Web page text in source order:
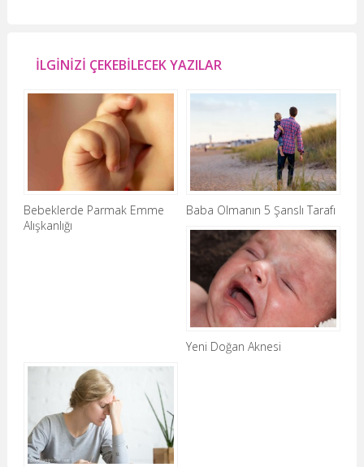
İLGİNİZİ ÇEKEBİLECEK YAZILAR
Bebeklerde Parmak Emme
Alışkanlığı
Baba Olmanın 5 Şanslı Tarafı
Yeni Doğan Aknesi